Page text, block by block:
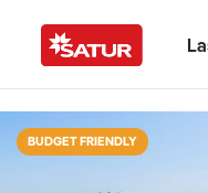
BUDGET FRIENDLY